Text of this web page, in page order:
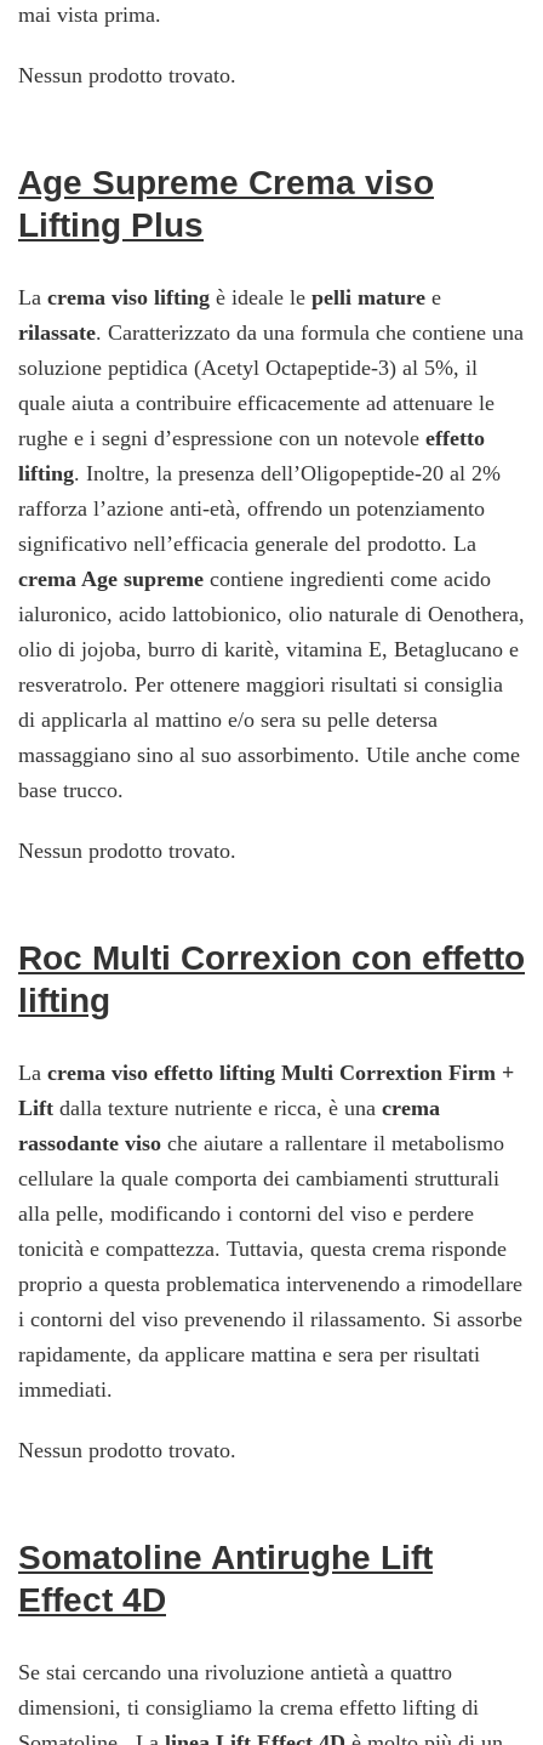
mai vista prima.
Nessun prodotto trovato.
Age Supreme Crema viso
Lifting Plus
La crema viso lifting è ideale le pelli mature e
rilassate. Caratterizzato da una formula che contiene una
soluzione peptidica (Acetyl Octapeptide-3) al 5%, il
quale aiuta a contribuire efficacemente ad attenuare le
rughe e i segni d’espressione con un notevole effetto
lifting. Inoltre, la presenza dell’Oligopeptide-20 al 2%
rafforza l’azione anti-età, offrendo un potenziamento
significativo nell’efficacia generale del prodotto. La
crema Age supreme contiene ingredienti come acido
ialuronico, acido lattobionico, olio naturale di Oenothera,
olio di jojoba, burro di karitè, vitamina E, Betaglucano e
resveratrolo. Per ottenere maggiori risultati si consiglia
di applicarla al mattino e/o sera su pelle detersa
massaggiano sino al suo assorbimento. Utile anche come
base trucco.
Nessun prodotto trovato.
Roc Multi Correxion con effetto
lifting
La crema viso effetto lifting Multi Corrextion Firm +
Lift dalla texture nutriente e ricca, è una crema
rassodante viso che aiutare a rallentare il metabolismo
cellulare la quale comporta dei cambiamenti strutturali
alla pelle, modificando i contorni del viso e perdere
tonicità e compattezza. Tuttavia, questa crema risponde
proprio a questa problematica intervenendo a rimodellare
i contorni del viso prevenendo il rilassamento. Si assorbe
rapidamente, da applicare mattina e sera per risultati
immediati.
Nessun prodotto trovato.
Somatoline Antirughe Lift
Effect 4D
Se stai cercando una rivoluzione antietà a quattro
dimensioni, ti consigliamo la crema effetto lifting di